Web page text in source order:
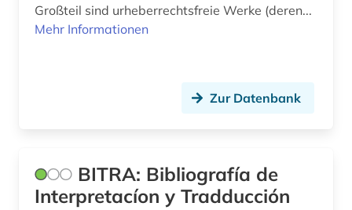
kultur (5)
landeskunde (31)
Großteil sind urheberrechtsfreie Werke (deren...
Mehr Informationen
Zur Datenbank
BITRA: Bibliografía de
Interpretacíon y Tradducción